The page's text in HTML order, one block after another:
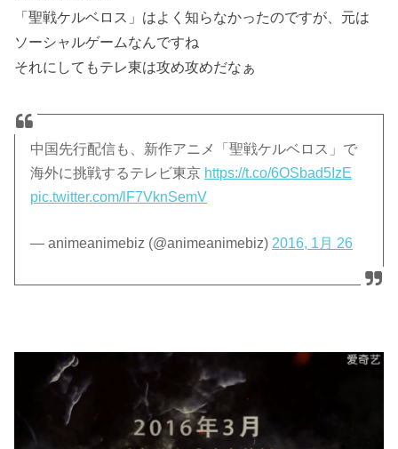
「聖戦ケルベロス」はよく知らなかったのですが、元は
ソーシャルゲームなんですね
それにしてもテレ東は攻め攻めだなぁ
中国先行配信も、新作アニメ「聖戦ケルベロス」で
海外に挑戦するテレビ東京 https://t.co/6OSbad5IzE
pic.twitter.com/lF7VknSemV
— animeanimebiz (@animeanimebiz) 2016, 1月 26